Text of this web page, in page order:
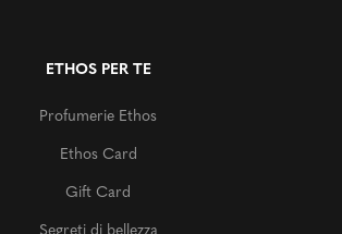
ETHOS PER TE
Profumerie Ethos
Ethos Card
Gift Card